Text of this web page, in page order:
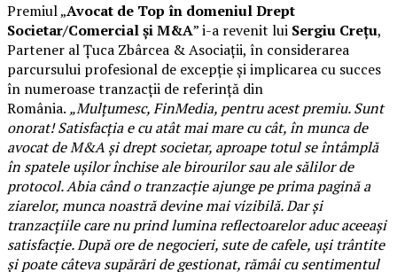
Premiul „Avocat de Top în domeniul Drept
Societar/Comercial și M&A” i-a revenit lui Sergiu Crețu,
Partener al Țuca Zbârcea & Asociații, în considerarea
parcursului profesional de excepție și implicarea cu succes
în numeroase tranzacții de referință din
România. „Mulțumesc, FinMedia, pentru acest premiu. Sunt
onorat! Satisfacția e cu atât mai mare cu cât, în munca de
avocat de M&A și drept societar, aproape totul se întâmplă
în spatele ușilor închise ale birourilor sau ale sălilor de
protocol. Abia când o tranzacție ajunge pe prima pagină a
ziarelor, munca noastră devine mai vizibilă. Dar și
tranzacțiile care nu prind lumina reflectoarelor aduc aceeași
satisfacție. După ore de negocieri, sute de cafele, uși trântite
și poate câteva supărări de gestionat, rămâi cu sentimentul